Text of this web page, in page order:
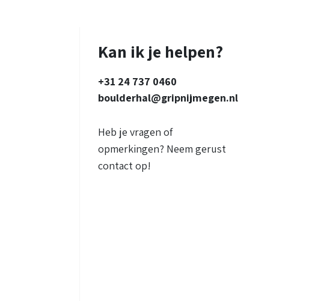
Kan ik je helpen?
+31 24 737 0460
boulderhal@gripnijmegen.nl
Heb je vragen of
opmerkingen? Neem gerust
contact op!